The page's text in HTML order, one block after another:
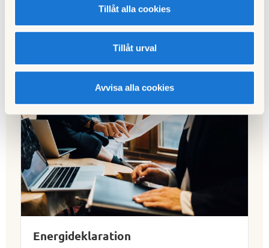
Tillåt alla cookies
Tillåt urval
Avvisa alla cookies
Energideklaration